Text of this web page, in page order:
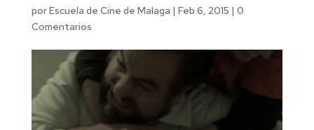
porEscuela de Cine de Malaga | Feb 6, 2015 | 0
Comentarios